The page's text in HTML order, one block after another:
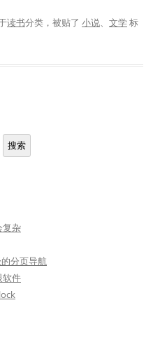
读书分类，被贴了 小说、 文学标
搜索
复杂
分页导航
软件